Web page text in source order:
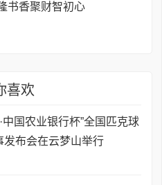
书香聚财智初心
喜欢
中国农业银行杯”全国匹克球
发布会在云梦山举行